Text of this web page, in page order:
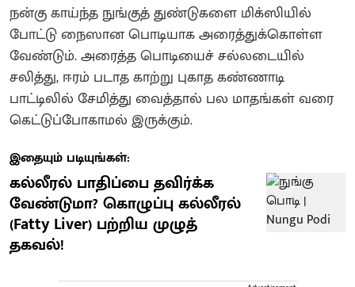
நன்கு காய்ந்த நுங்குத் துண்டுகளை மிக்ஸியில்
போட்டு நைஸான பொடியாக அரைத்துக்கொள்ள
வேண்டும். அரைத்த பொடியைச் சல்லடையில்
சலித்து, ஈரம் படாத காற்று புகாத கண்ணாடி
பாட்டிலில் சேமித்து வைத்தால் பல மாதங்கள் வரை
கெட்டுப்போகாமல் இருக்கும்.
இதையும் படியுங்கள்:
கல்லீரல் பாதிப்பை தவிர்க்க
வேண்டுமா? கொழுப்பு கல்லீரல்
(Fatty Liver) பற்றிய முழுத்
தகவல்!